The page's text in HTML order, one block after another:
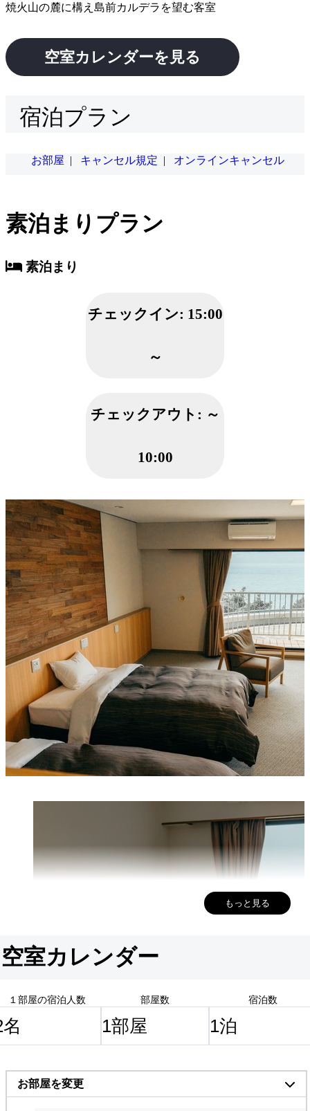
焼火山の麓に構え島前カルデラを望む客室
宿泊プラン
空室カレンダーを見る
お部屋 | キャンセル規定 | オンラインキャンセル
素泊まりプラン
素泊まり
チェックイン: 15:00
～
チェックアウト: ～
10:00
もっと見る
空室カレンダー
１部屋の宿泊人数 部屋数 宿泊数
お部屋を変更